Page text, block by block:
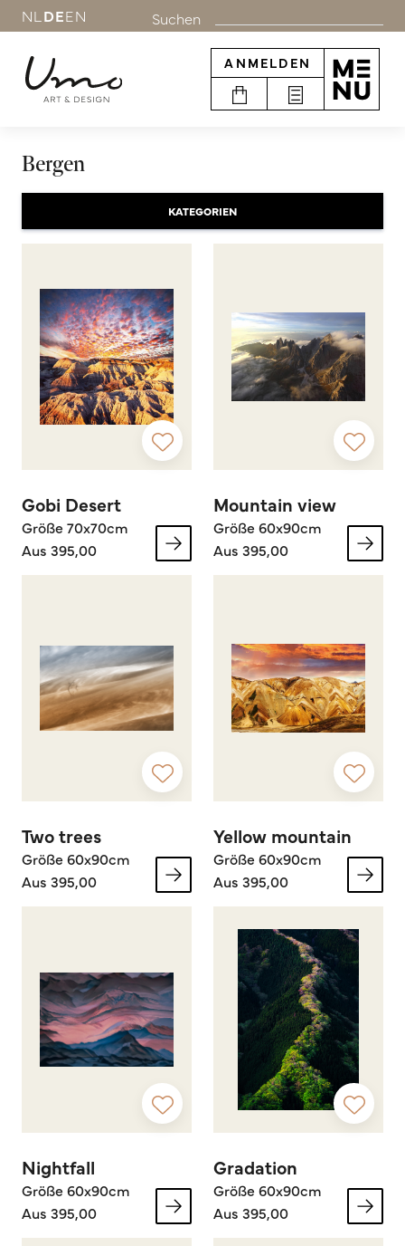
NL DEEN Suchen
ANMELDEN
Bergen
KATEGORIEN
Gobi Desert
Größe 70x70cm
Aus 395,00
Mountain view
Größe 60x90cm
Aus 395,00
Two trees
Größe 60x90cm
Aus 395,00
Yellow mountain
Größe 60x90cm
Aus 395,00
Nightfall
Größe 60x90cm
Aus 395,00
Gradation
Größe 60x90cm
Aus 395,00